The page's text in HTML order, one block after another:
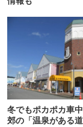
冬でもポカポカ車
郊の「温泉がある